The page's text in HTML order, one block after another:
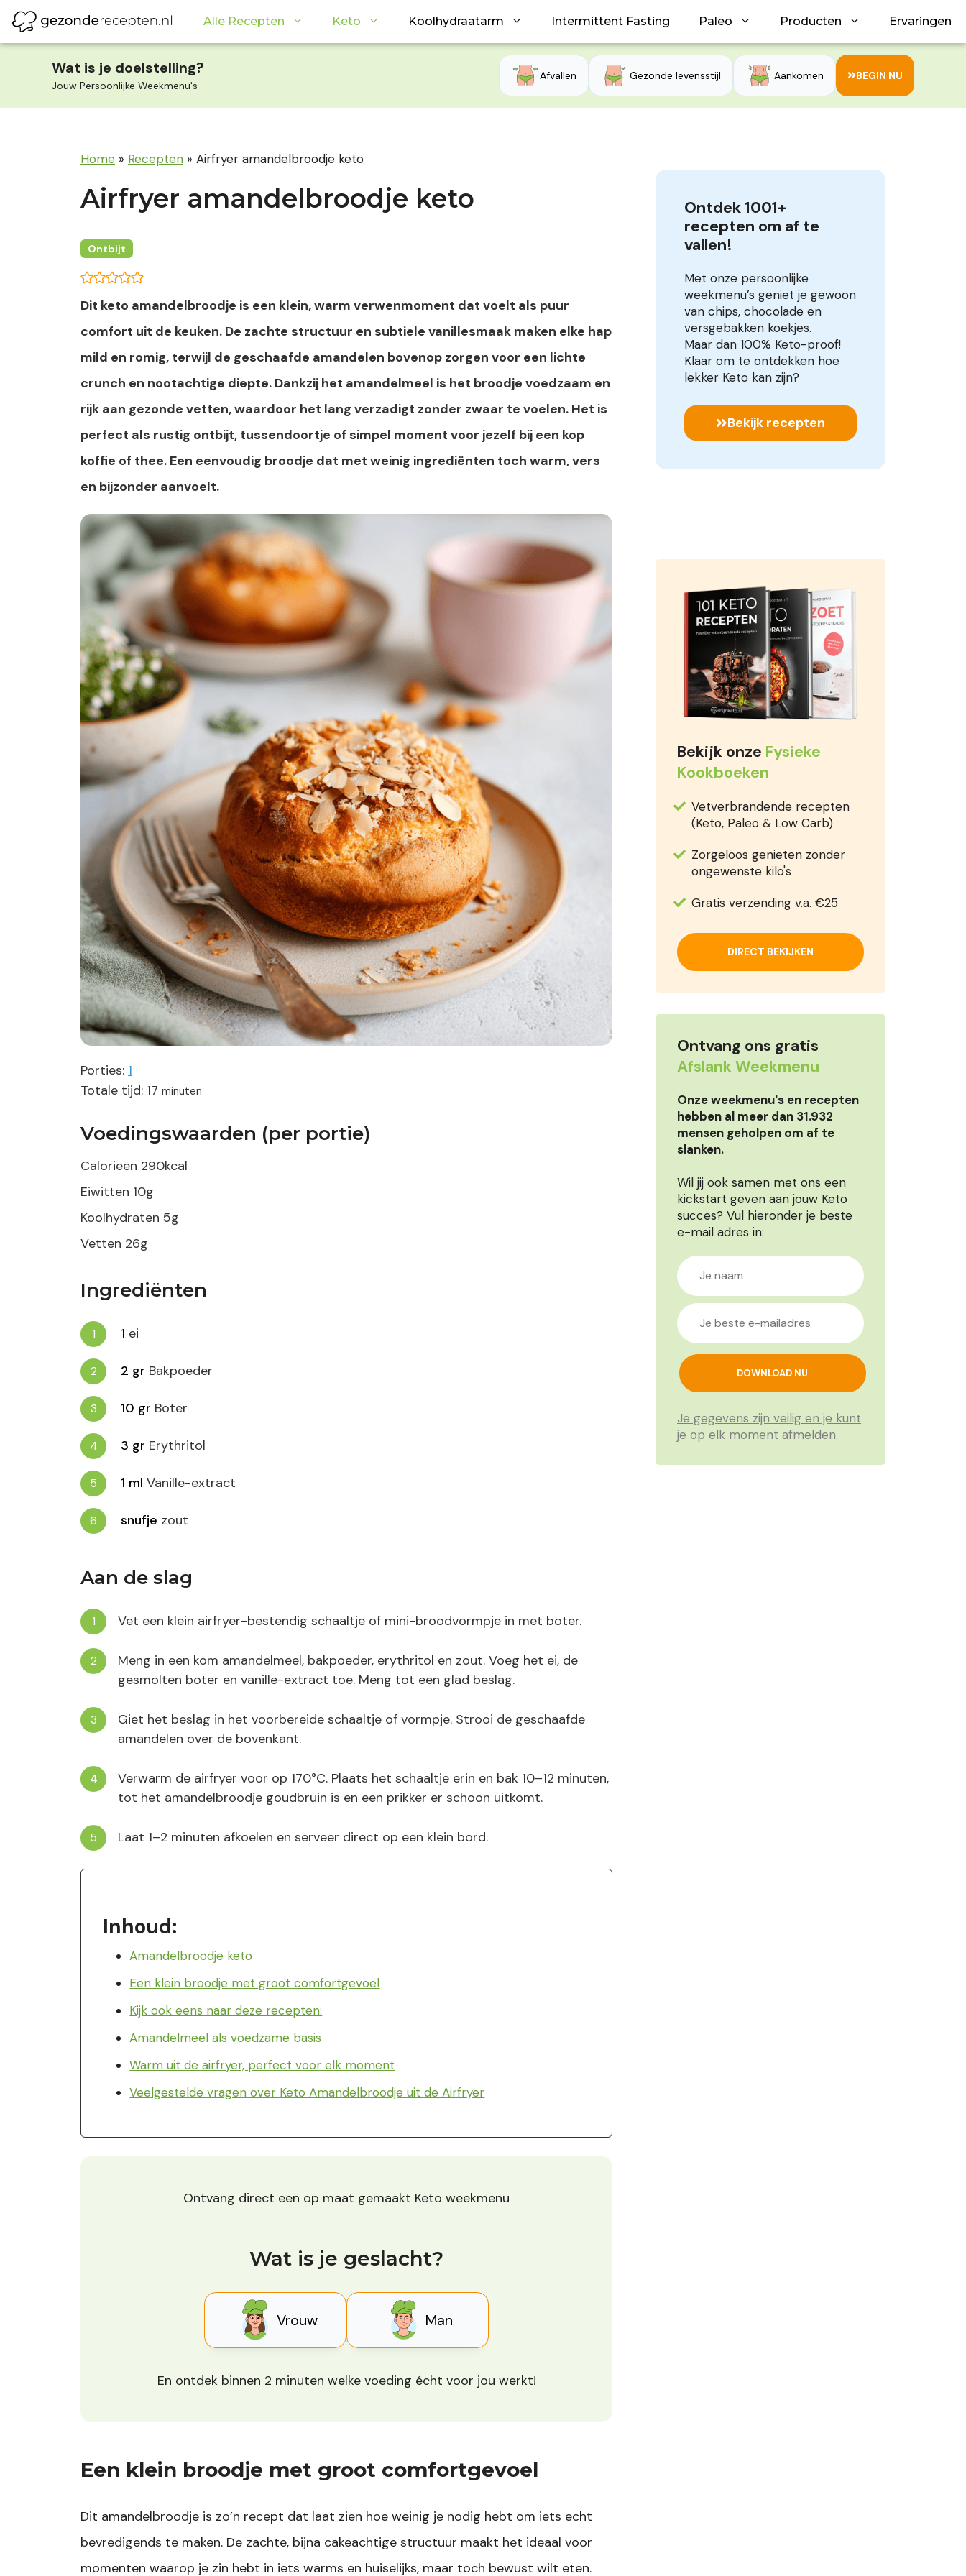
naar
de
Alle Recepten Keto Koolhydraatarm Intermittent Fasting Paleo Producten Ervaringen
Wat is je doelstelling?
Jouw Persoonlijke Weekmenu's
Afvallen Gezonde levensstijl Aankomen BEGIN NU
Home » Recepten » Airfryer amandelbroodje keto
Airfryer amandelbroodje keto
Ontbijt
Dit keto amandelbroodje is een klein, warm verwenmoment dat voelt als puur
comfort uit de keuken. De zachte structuur en subtiele vanillesmaak maken elke hap
mild en romig, terwijl de geschaafde amandelen bovenop zorgen voor een lichte
crunch en nootachtige diepte. Dankzij het amandelmeel is het broodje voedzaam en
rijk aan gezonde vetten, waardoor het lang verzadigt zonder zwaar te voelen. Het is
perfect als rustig ontbijt, tussendoortje of simpel moment voor jezelf bij een kop
koffie of thee. Een eenvoudig broodje dat met weinig ingrediënten toch warm, vers
en bijzonder aanvoelt.
Porties: 1
Totale tijd: 17 minuten
minuten
Voedingswaarden (per portie)
Calorieën 290kcal
Eiwitten 10g
Koolhydraten 5g
Vetten 26g
Ingrediënten
1 ei
2 gr Bakpoeder
10 gr Boter
3 gr Erythritol
1 ml Vanille-extract
snufje zout
Aan de slag
Vet een klein airfryer-bestendig schaaltje of mini-broodvormpje in met boter.
Meng in een kom amandelmeel, bakpoeder, erythritol en zout. Voeg het ei, de
gesmolten boter en vanille-extract toe. Meng tot een glad beslag.
Giet het beslag in het voorbereide schaaltje of vormpje. Strooi de geschaafde
amandelen over de bovenkant.
Verwarm de airfryer voor op 170°C. Plaats het schaaltje erin en bak 10–12 minuten,
tot het amandelbroodje goudbruin is en een prikker er schoon uitkomt.
Laat 1–2 minuten afkoelen en serveer direct op een klein bord.
Inhoud:
Amandelbroodje keto
Een klein broodje met groot comfortgevoel
Kijk ook eens naar deze recepten:
Amandelmeel als voedzame basis
Warm uit de airfryer, perfect voor elk moment
Veelgestelde vragen over Keto Amandelbroodje uit de Airfryer
Ontvang direct een op maat gemaakt Keto weekmenu
Wat is je geslacht?
Vrouw Man
En ontdek binnen 2 minuten welke voeding écht voor jou werkt!
Een klein broodje met groot comfortgevoel
Dit amandelbroodje is zo’n recept dat laat zien hoe weinig je nodig hebt om iets echt
bevredigends te maken. De zachte, bijna cakeachtige structuur maakt het ideaal voor
momenten waarop je zin hebt in iets warms en huiselijks, maar toch bewust wilt eten.
Ontdek 1001+
recepten om af te
vallen!
Met onze persoonlijke
weekmenu’s geniet je gewoon
van chips, chocolade en
versgebakken koekjes.
Maar dan 100% Keto-proof!
Klaar om te ontdekken hoe
lekker Keto kan zijn?
Bekijk recepten
Bekijk onze Fysieke
Kookboeken
Vetverbrandende recepten
(Keto, Paleo & Low Carb)
Zorgeloos genieten zonder
ongewenste kilo's
Gratis verzending v.a. €25
DIRECT BEKIJKEN
Ontvang ons gratis
Afslank Weekmenu
Onze weekmenu's en recepten
hebben al meer dan 31.932
mensen geholpen om af te
slanken.
Wil jij ook samen met ons een
kickstart geven aan jouw Keto
succes? Vul hieronder je beste
e-mail adres in:
Je gegevens zijn veilig en je kunt
je op elk moment afmelden.